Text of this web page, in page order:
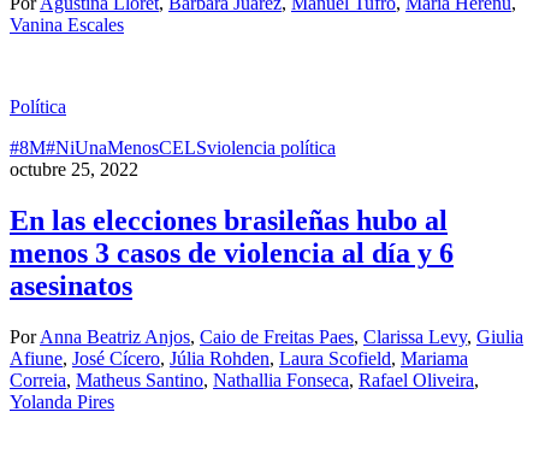
Vanina Escales
Política
#8M#NiUnaMenosCELSviolencia política
octubre 25, 2022
En las elecciones brasileñas hubo al
menos 3 casos de violencia al día y 6
asesinatos
PorAnna Beatriz Anjos, Caio de Freitas Paes, Clarissa Levy, Giulia
Afiune, José Cícero, Júlia Rohden, Laura Scofield, Mariama
Correia, Matheus Santino, Nathallia Fonseca, Rafael Oliveira,
Yolanda Pires